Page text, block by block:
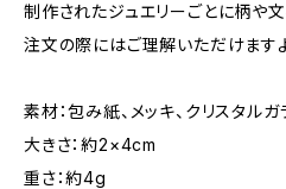
制作されたジュエリーごとに柄や
注文の際にはご理解いただけますよ
素材：包み紙、メッキ、クリスタルガ
大きさ：約2×4cm
重さ：約4g